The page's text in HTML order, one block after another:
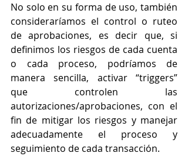
No solo en su forma de uso, también
consideraríamos el control o ruteo
de aprobaciones, es decir que, si
definimos los riesgos de cada cuenta
o cada proceso, podríamos de
manera sencilla, activar “triggers”
que controlen las
autorizaciones/aprobaciones, con el
fin de mitigar los riesgos y manejar
adecuadamente el proceso y
seguimiento de cada transacción.